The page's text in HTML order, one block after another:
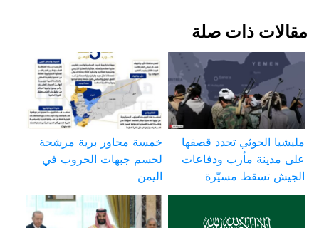
مقالات ذات صلة
مليشيا الحوثي تجدد قصفها
على مدينة مأرب ودفاعات
الجيش تسقط مسيّرة
خمسة محاور برية مرشحة
لحسم جبهات الحروب في
اليمن